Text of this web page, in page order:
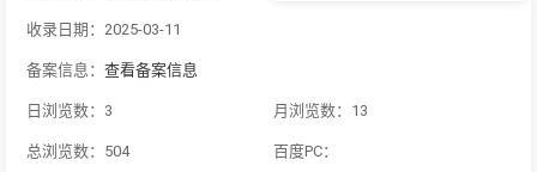
收录日期：2025-03-11
备案信息： 查看备案信息
日浏览数：3 月浏览数：13
总浏览数：504 百度PC：